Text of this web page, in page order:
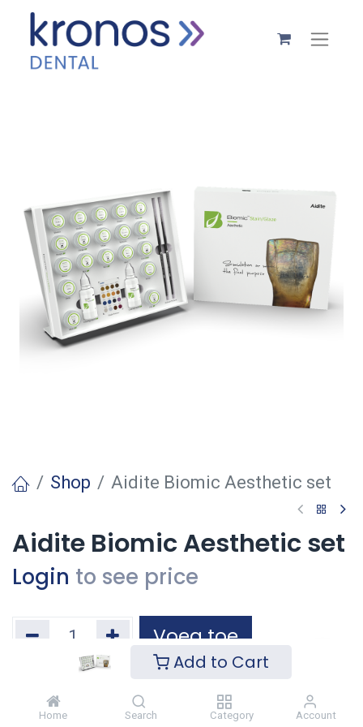
Add to Cart
Home Search Category Account
Shop Aidite Biomic Aesthetic set
Aidite Biomic Aesthetic set
Login to see price
Voeg toe